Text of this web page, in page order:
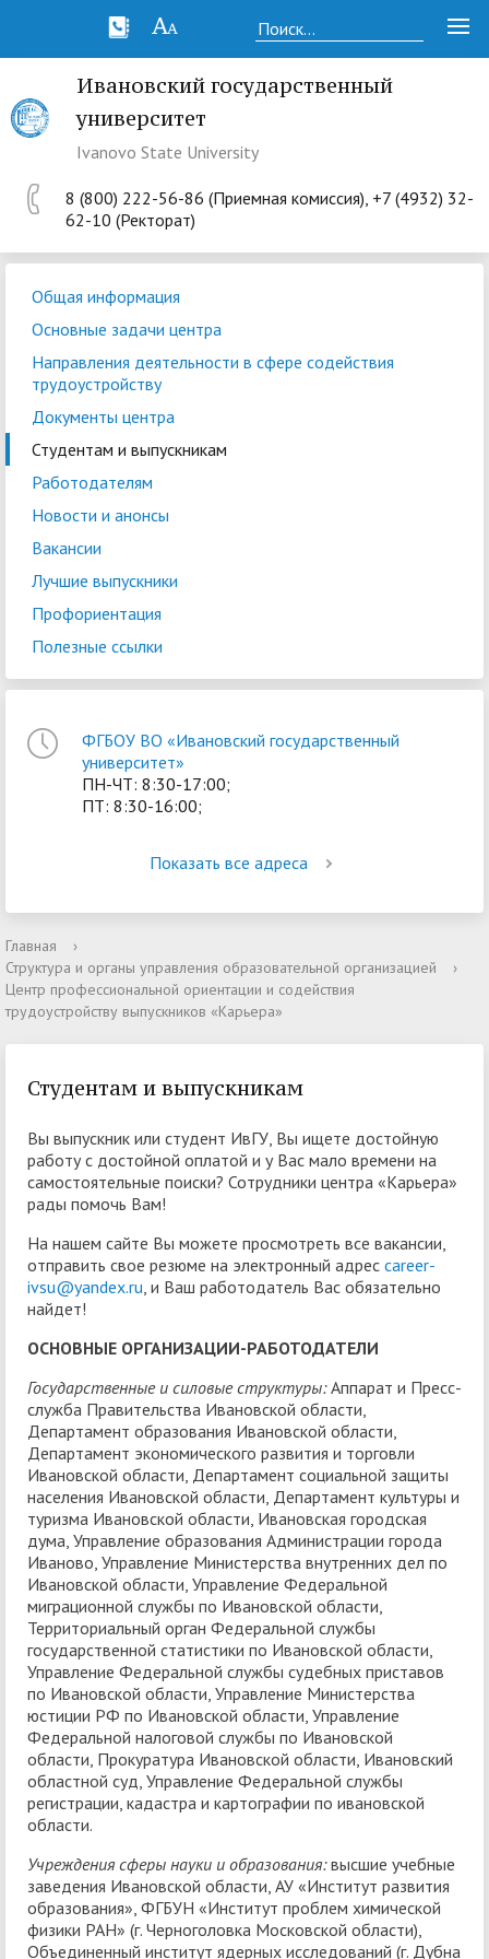
Ивановский государственный
университет
Ivanovo State University
8 (800) 222-56-86 (Приемная комиссия), +7 (4932) 32-
62-10 (Ректорат)
Общая информация
Основные задачи центра
Направления деятельности в сфере содействия
трудоустройству
Документы центра
Студентам и выпускникам
Работодателям
Новости и анонсы
Вакансии
Лучшие выпускники
Профориентация
Полезные ссылки
ФГБОУ ВО «Ивановский государственный
университет»
ПН-ЧТ: 8:30-17:00;
ПТ: 8:30-16:00;
Показать все адреса
Главная
›
Структура и органы управления образовательной организацией
›
Центр профессиональной ориентации и содействия
трудоустройству выпускников «Карьера»
Студентам и выпускникам
Вы выпускник или студент ИвГУ, Вы ищете достойную
работу с достойной оплатой и у Вас мало времени на
самостоятельные поиски? Сотрудники центра «Карьера»
рады помочь Вам!
На нашем сайте Вы можете просмотреть все вакансии,
отправить свое резюме на электронный адрес career-
ivsu@yandex.ru, и Ваш работодатель Вас обязательно
найдет!
ОСНОВНЫЕ ОРГАНИЗАЦИИ-РАБОТОДАТЕЛИ
Государственные и силовые структуры:Аппарат и Пресс-
служба Правительства Ивановской области,
Департамент образования Ивановской области,
Департамент экономического развития и торговли
Ивановской области, Департамент социальной защиты
населения Ивановской области, Департамент культуры и
туризма Ивановской области, Ивановская городская
дума, Управление образования Администрации города
Иваново, Управление Министерства внутренних дел по
Ивановской области, Управление Федеральной
миграционной службы по Ивановской области,
Территориальный орган Федеральной службы
государственной статистики по Ивановской области,
Управление Федеральной службы судебных приставов
по Ивановской области, Управление Министерства
юстиции РФ по Ивановской области, Управление
Федеральной налоговой службы по Ивановской
области, Прокуратура Ивановской области, Ивановский
областной суд, Управление Федеральной службы
регистрации, кадастра и картографии по ивановской
области.
Учреждения сферы науки и образования:высшие учебные
заведения Ивановской области, АУ «Институт развития
образования», ФГБУН «Институт проблем химической
физики РАН» (г. Черноголовка Московской области),
Объединенный институт ядерных исследований (г. Дубна